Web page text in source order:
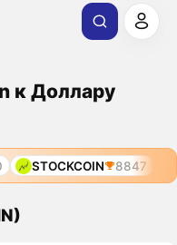
к Доллару
STOCKCOIN 8847